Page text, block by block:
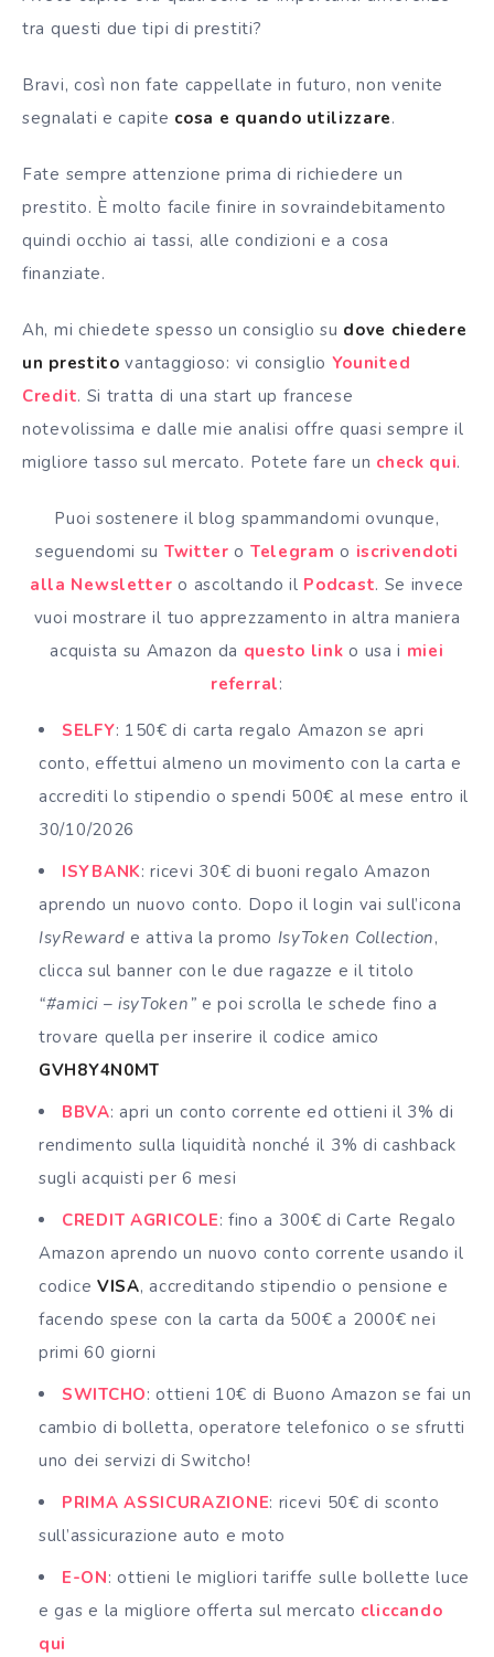
tra questi due tipi di prestiti?
Bravi, così non fate cappellate in futuro, non venite
segnalati e capite cosa e quando utilizzare.
Fate sempre attenzione prima di richiedere un
prestito. È molto facile finire in sovraindebitamento
quindi occhio ai tassi, alle condizioni e a cosa
finanziate.
Ah, mi chiedete spesso un consiglio su dove chiedere
un prestito vantaggioso: vi consiglio Younited
Credit. Si tratta di una start up francese
notevolissima e dalle mie analisi offre quasi sempre il
migliore tasso sul mercato. Potete fare un check qui.
Puoi sostenere il blog spammandomi ovunque,
seguendomi su Twitter o Telegram o iscrivendoti
alla Newsletter o ascoltando il Podcast. Se invece
vuoi mostrare il tuo apprezzamento in altra maniera
acquista su Amazon da questo link o usa i miei
referral:
SELFY: 150€ di carta regalo Amazon se apri
conto, effettui almeno un movimento con la carta e
accrediti lo stipendio o spendi 500€ al mese entro il
30/10/2026
ISYBANK: ricevi 30€ di buoni regalo Amazon
aprendo un nuovo conto. Dopo il login vai sull’icona
IsyReward e attiva la promo IsyToken Collection,
clicca sul banner con le due ragazze e il titolo
“#amici – isyToken” e poi scrolla le schede fino a
trovare quella per inserire il codice amico
GVH8Y4N0MT
BBVA: apri un conto corrente ed ottieni il 3% di
rendimento sulla liquidità nonché il 3% di cashback
sugli acquisti per 6 mesi
CREDIT AGRICOLE: fino a 300€ di Carte Regalo
Amazon aprendo un nuovo conto corrente usando il
codice VISA, accreditando stipendio o pensione e
facendo spese con la carta da 500€ a 2000€ nei
primi 60 giorni
SWITCHO: ottieni 10€ di Buono Amazon se fai un
cambio di bolletta, operatore telefonico o se sfrutti
uno dei servizi di Switcho!
PRIMA ASSICURAZIONE: ricevi 50€ di sconto
sull’assicurazione auto e moto
E-ON: ottieni le migliori tariffe sulle bollette luce
e gas e la migliore offerta sul mercato cliccando
qui